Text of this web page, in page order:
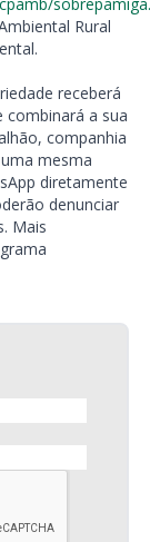
Rural
receberá
a sua
companhia
mesma
diretamente
denunciar
Mais